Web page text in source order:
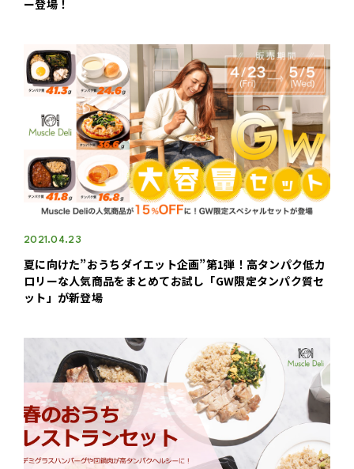
ー登場！
2021.04.23
夏に向けた”おうちダイエット企画”第1弾！高タンパク低カ
ロリーな人気商品をまとめてお試し「GW限定タンパク質セ
ット」が新登場